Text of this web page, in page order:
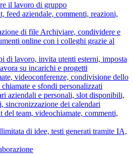
il lavoro di gruppo
feed aziendale, commenti, reazioni,
di file Archiviare, condividere e
online con i colleghi grazie al
di lavoro, invita utenti esterni, imposta
su incarichi e progetti
videoconferenze, condivisione dello
e sfondi personalizzati
aziendali e personali, slot disponibili,
sincronizzazione dei calendari
del team, videochiamate, commenti,
di idee, testi generati tramite IA,